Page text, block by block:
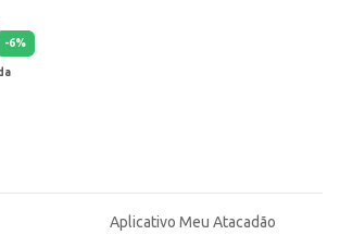
-6%
Aplicativo Meu Atacadão